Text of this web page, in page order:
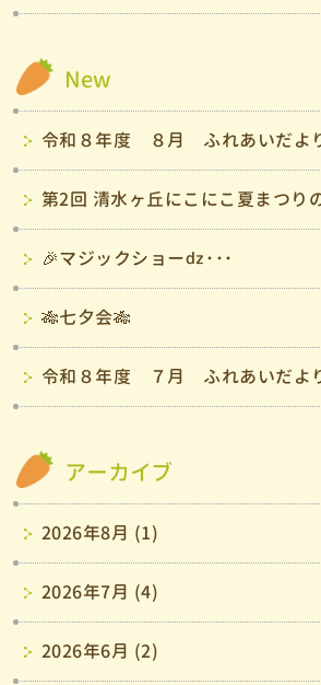
New
令和８年度 ８月 ふれあいだよ
第2回 清水ヶ丘にこにこ夏まつり
🎉マジックショーǳ･･･
🎋七夕会🎋
令和８年度 ７月 ふれあいだよ
アーカイブ
2026年8月 (1)
2026年7月 (4)
2026年6月 (2)